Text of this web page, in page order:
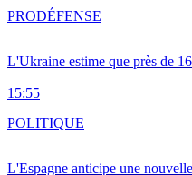
L'Ukraine estime que près de
15:55
PRODÉFENSE
L'Espagne anticipe une
POLITIQUE